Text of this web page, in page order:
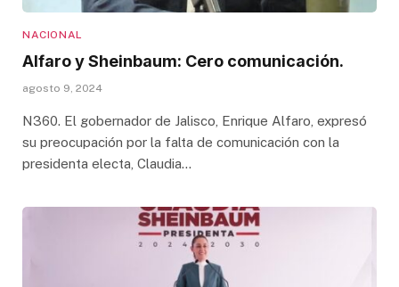
NACIONAL
Alfaro y Sheinbaum: Cero comunicación.
agosto 9, 2024
N360. El gobernador de Jalisco, Enrique Alfaro, expresó
su preocupación por la falta de comunicación con la
presidenta electa, Claudia…